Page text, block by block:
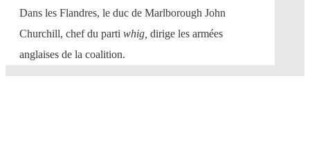
Dans les Flandres, le duc de Marlborough John
Churchill, chef du parti whig, dirige les armées
anglaises de la coalition.